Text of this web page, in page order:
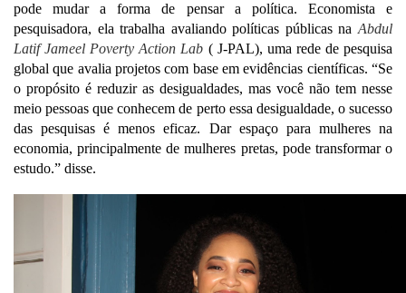
pode mudar a forma de pensar a política. Economista e
pesquisadora, ela trabalha avaliando políticas públicas na Abdul
Latif Jameel Poverty Action Lab ( J-PAL), uma rede de pesquisa
global que avalia projetos com base em evidências científicas. “Se
o propósito é reduzir as desigualdades, mas você não tem nesse
meio pessoas que conhecem de perto essa desigualdade, o sucesso
das pesquisas é menos eficaz. Dar espaço para mulheres na
economia, principalmente de mulheres pretas, pode transformar o
estudo.” disse.